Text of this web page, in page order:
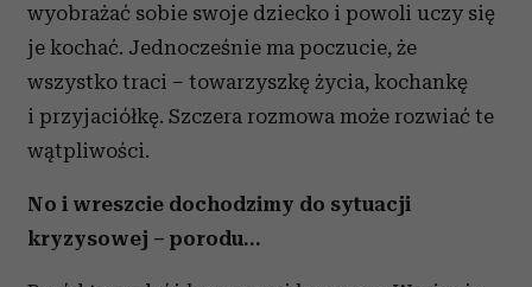
wyobrażać sobie swoje dziecko i powoli uczy się
je kochać. Jednocześnie ma poczucie, że
wszystko traci – towarzyszkę życia, kochankę
i przyjaciółkę. Szczera rozmowa może rozwiać te
wątpliwości.
No i wreszcie dochodzimy do sytuacji
kryzysowej – porodu…